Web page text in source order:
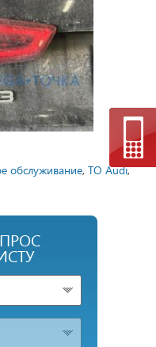
обслуживание, ТО Audi,